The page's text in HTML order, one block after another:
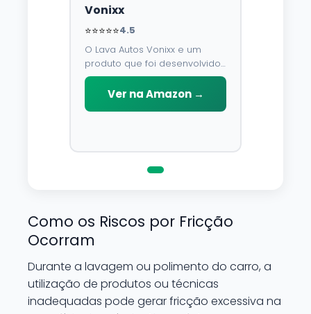
Vonixx
⭐⭐⭐⭐⭐4.5
O Lava Autos Vonixx e um
produto que foi desenvolvido
para limpar, proteger e
conservar a lataria do veiculo.
Por possuir pH neutro, pode
Ver na Amazon →
Como os Riscos por Fricção
Ocorram
Durante a lavagem ou polimento do carro, a
utilização de produtos ou técnicas
inadequadas pode gerar fricção excessiva na